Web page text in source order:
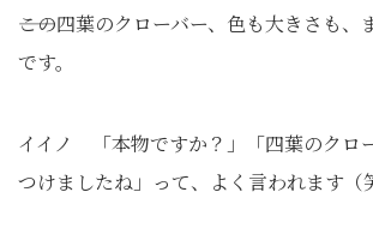
――この四葉のクローバー、色も大きさも、
です。
イイノ 「本物ですか？」「四葉のクロ
つけましたね」って、よく言われます（